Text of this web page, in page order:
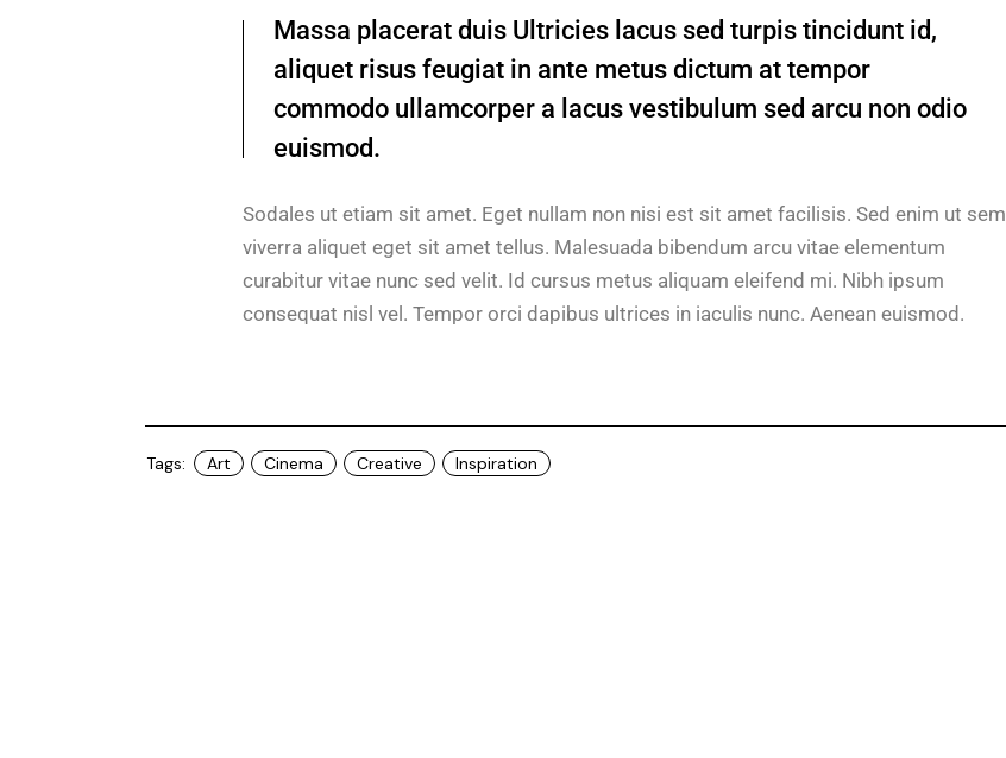
Massa placerat duis Ultricies lacus sed turpis tincidunt id,
aliquet risus feugiat in ante metus dictum at tempor
commodo ullamcorper a lacus vestibulum sed arcu non odio
euismod.
Sodales ut etiam sit amet. Eget nullam non nisi est sit amet facilisis. Sed enim ut sem
viverra aliquet eget sit amet tellus. Malesuada bibendum arcu vitae elementum
curabitur vitae nunc sed velit. Id cursus metus aliquam eleifend mi. Nibh ipsum
consequat nisl vel. Tempor orci dapibus ultrices in iaculis nunc. Aenean euismod.
Tags: Art Cinema Creative Inspiration